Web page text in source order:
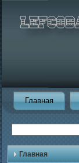
Главная
Главная